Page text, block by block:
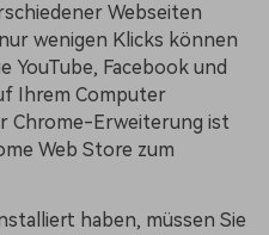
Webseiten
wenigen Klicks können
YouTube, Facebook und
Ihrem Computer
Chrome-Erweiterung ist
Web Store zum
haben, müssen Sie